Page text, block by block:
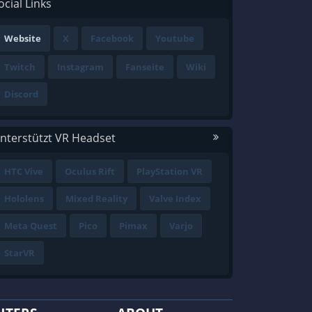
Links
Website X Facebook Youtube
Twitch Instagram Fanseite Wiki
Discord
VR Headset
HTC Vive Oculus Rift PlayStation VR
Hololens Mixed Reality Valve Index
Meta Quest Pico Pimax Varjo
StarVR